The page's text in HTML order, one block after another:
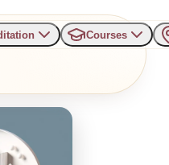
Courses